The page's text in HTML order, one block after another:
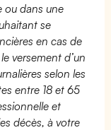
ou dans une
se
en cas de
versement d’un
selon les
entre 18 et 65
et
décès, à votre